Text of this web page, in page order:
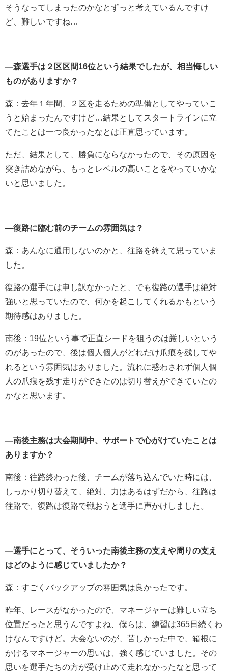
そうなってしまったのかなとずっと考えているんですけ
ど、難しいですね…
―森選手は２区区間16位という結果でしたが、相当悔しい
ものがありますか？
森：去年１年間、２区を走るための準備としてやっていこ
うと始まったんですけど…結果としてスタートラインに立
てたことは一つ良かったなとは正直思っています。
ただ、結果として、勝負にならなかったので、その原因を
突き詰めながら、もっとレベルの高いことをやっていかな
いと思いました。
―復路に臨む前のチームの雰囲気は？
森：あんなに通用しないのかと、往路を終えて思っていま
した。
復路の選手には申し訳なかったと、でも復路の選手は絶対
強いと思っていたので、何かを起こしてくれるかもという
期待感はありました。
南後：19位という事で正直シードを狙うのは厳しいという
のがあったので、後は個人個人がどれだけ爪痕を残してや
れるという雰囲気はありました。流れに惑わされず個人個
人の爪痕を残す走りができたのは切り替えができていたの
かなと思います。
―南後主務は大会期間中、サポートで心がけていたことは
ありますか？
南後：往路終わった後、チームが落ち込んでいた時には、
しっかり切り替えて、絶対、力はあるはずだから、往路は
往路で、復路は復路で戦おうと選手に声かけしました。
―選手にとって、そういった南後主務の支えや周りの支え
はどのように感じていましたか？
森：すごくバックアップの雰囲気は良かったです。
昨年、レースがなかったので、マネージャーは難しい立ち
位置だったと思うんですよね、僕らは、練習は365日続くわ
けなんですけど。大会ないのが、苦しかった中で、箱根に
かけるマネージャーの思いは、強く感じていました。その
思いを選手たちの方が受け止めて走れなかったなと思って